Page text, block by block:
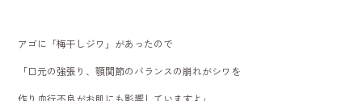
アゴに「梅干しジワ」があったので
「口元の強張り、顎関節のバランスの崩れがシワを